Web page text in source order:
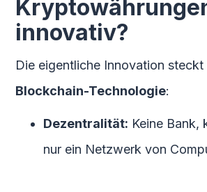
innovativ?
Die eigentliche Innovation steckt
Blockchain-Technologie:
Dezentralität: Keine Bank,
nur ein Netzwerk von